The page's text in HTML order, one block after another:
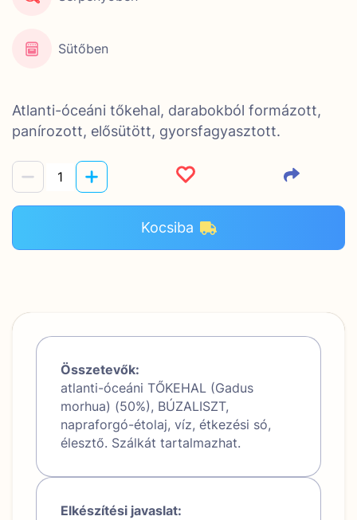
Sütőben
Atlanti-óceáni tőkehal, darabokból formázott,
panírozott, elősütött, gyorsfagyasztott.
Kocsiba
Összetevők:
atlanti-óceáni TŐKEHAL (Gadus
morhua) (50%), BÚZALISZT,
napraforgó-étolaj, víz, étkezési só,
élesztő. Szálkát tartalmazhat.
Elkészítési javaslat: